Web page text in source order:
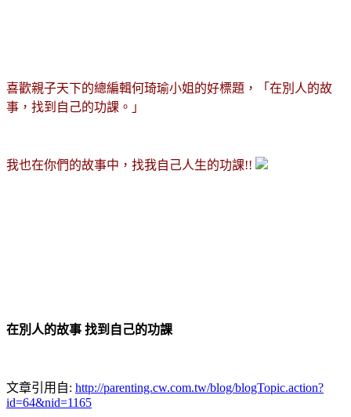
喜歡親子天下的總編輯何琦瑜小姐的好標題，「在別人的故
事，找到自己的功課。」
我也在你們的故事中，找我自己人生的功課!!
在別人的故事 找到自己的功課
文章引用自: http://parenting.cw.com.tw/blog/blogTopic.action?
id=64&nid=1165